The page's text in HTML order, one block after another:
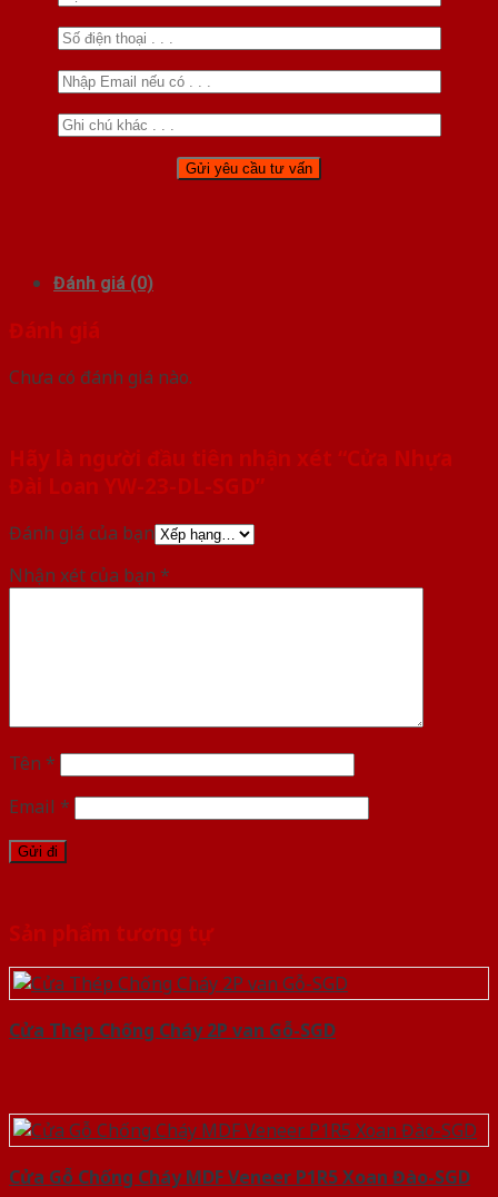
Đánh giá (0)
Đánh giá
Chưa có đánh giá nào.
Hãy là người đầu tiên nhận xét “Cửa Nhựa
Đài Loan YW-23-DL-SGD”
Đánh giá của bạn
Nhận xét của bạn *
Tên *
Email *
Sản phẩm tương tự
Cửa Thép Chống Cháy 2P van Gỗ-SGD
Cửa Gỗ Chống Cháy MDF Veneer P1R5 Xoan Đào-SGD